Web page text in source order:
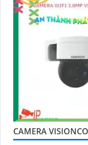
CAMERA